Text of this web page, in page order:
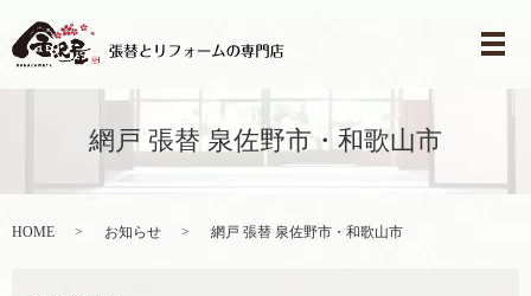
メ
網戸 張替 泉佐野市・和歌山市
HOME お知らせ 網戸 張替 泉佐野市・和歌山市